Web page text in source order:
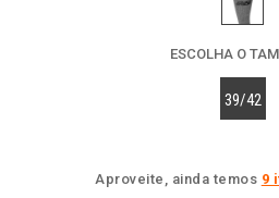
ESCOLHA O
39/42
Aproveite, ainda temos 9